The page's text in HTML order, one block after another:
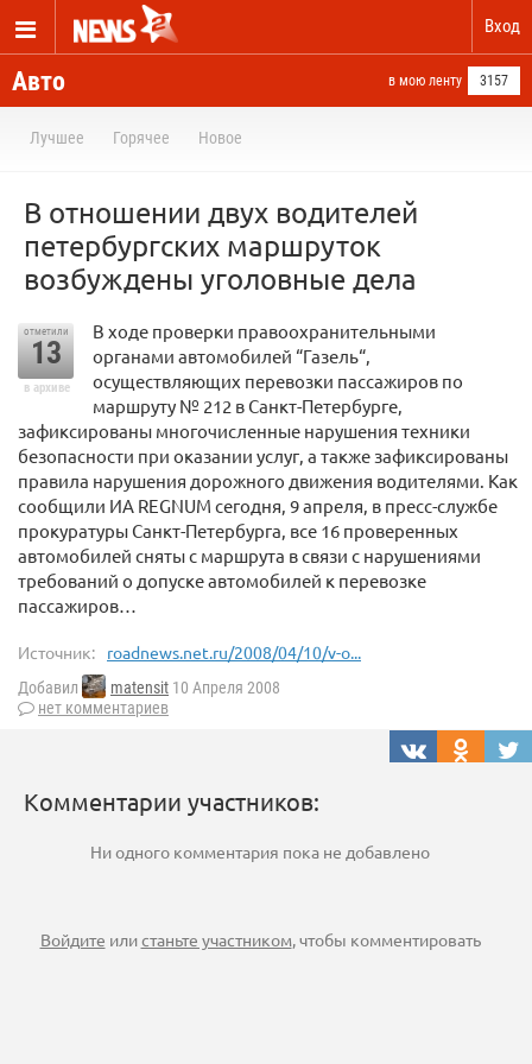
Вход
Авто в мою ленту 3157
Лучшее Горячее Новое
В отношении двух водителей
петербургских маршруток
возбуждены уголовные дела
отметили
13
в архиве
В ходе проверки правоохранительными
органами автомобилей “Газель“,
осуществляющих перевозки пассажиров по
маршруту № 212 в Санкт-Петербурге,
зафиксированы многочисленные нарушения техники
безопасности при оказании услуг, а также зафиксированы
правила нарушения дорожного движения водителями. Как
сообщили ИА REGNUM сегодня, 9 апреля, в пресс-службе
прокуратуры Санкт-Петербурга, все 16 проверенных
автомобилей сняты с маршрута в связи с нарушениями
требований о допуске автомобилей к перевозке
пассажиров…
Источник: roadnews.net.ru/2008/04/10/v-o...
Добавил matensit 10 Апреля 2008
нет комментариев
Комментарии участников:
Ни одного комментария пока не добавлено
Войдите илистаньте участником, чтобы комментировать